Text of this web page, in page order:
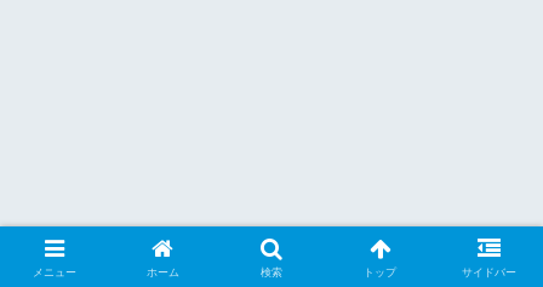
メニュー ホーム 検索 トップ サイドバー